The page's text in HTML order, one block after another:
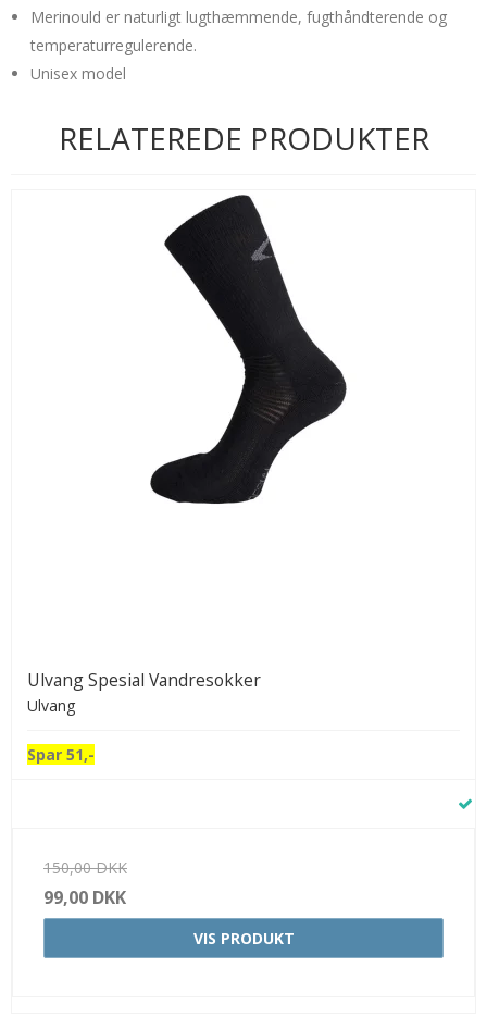
Merinould er naturligt lugthæmmende, fugthåndterende og
temperaturregulerende.
Unisex model
RELATEREDE PRODUKTER
Ulvang Spesial Vandresokker
Ulvang
Spar 51,-
150,00 DKK
99,00 DKK
VIS PRODUKT